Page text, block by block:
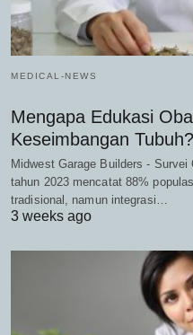
MEDICAL-NEWS
Mengapa Edukasi
Keseimbangan Tubuh?
Midwest Garage Builders -
tahun 2023 mencatat 88%
tradisional, namun integrasi…
3 weeks ago